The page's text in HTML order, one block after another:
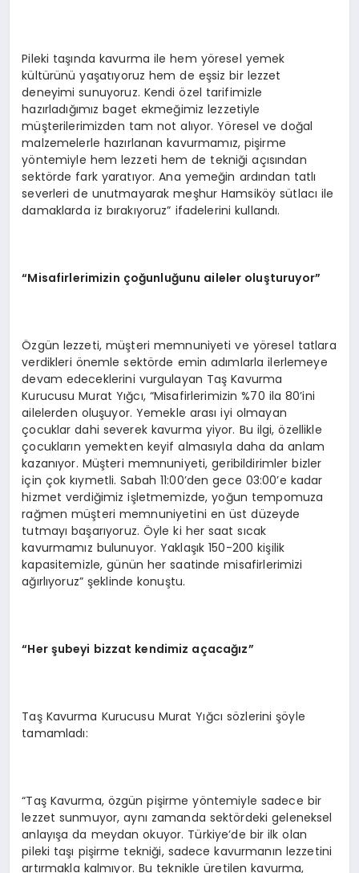
Pileki taşında kavurma ile hem yöresel yemek
kültürünü yaşatıyoruz hem de eşsiz bir lezzet
deneyimi sunuyoruz. Kendi özel tarifimizle
hazırladığımız baget ekmeğimiz lezzetiyle
müşterilerimizden tam not alıyor. Yöresel ve doğal
malzemelerle hazırlanan kavurmamız, pişirme
yöntemiyle hem lezzeti hem de tekniği açısından
sektörde fark yaratıyor. Ana yemeğin ardından tatlı
severleri de unutmayarak meşhur Hamsiköy sütlacı ile
damaklarda iz bırakıyoruz” ifadelerini kullandı.
“Misafirlerimizin çoğunluğunu aileler oluşturuyor”
Özgün lezzeti, müşteri memnuniyeti ve yöresel tatlara
verdikleri önemle sektörde emin adımlarla ilerlemeye
devam edeceklerini vurgulayan Taş Kavurma
Kurucusu Murat Yığcı, “Misafirlerimizin %70 ila 80’ini
ailelerden oluşuyor. Yemekle arası iyi olmayan
çocuklar dahi severek kavurma yiyor. Bu ilgi, özellikle
çocukların yemekten keyif almasıyla daha da anlam
kazanıyor. Müşteri memnuniyeti, geribildirimler bizler
için çok kıymetli. Sabah 11:00’den gece 03:00’e kadar
hizmet verdiğimiz işletmemizde, yoğun tempomuza
rağmen müşteri memnuniyetini en üst düzeyde
tutmayı başarıyoruz. Öyle ki her saat sıcak
kavurmamız bulunuyor. Yaklaşık 150-200 kişilik
kapasitemizle, günün her saatinde misafirlerimizi
ağırlıyoruz” şeklinde konuştu.
“Her şubeyi bizzat kendimiz açacağız”
Taş Kavurma Kurucusu Murat Yığcı sözlerini şöyle
tamamladı:
“Taş Kavurma, özgün pişirme yöntemiyle sadece bir
lezzet sunmuyor, aynı zamanda sektördeki geleneksel
anlayışa da meydan okuyor. Türkiye’de bir ilk olan
pileki taşı pişirme tekniği, sadece kavurmanın lezzetini
artırmakla kalmıyor. Bu teknikle üretilen kavurma,